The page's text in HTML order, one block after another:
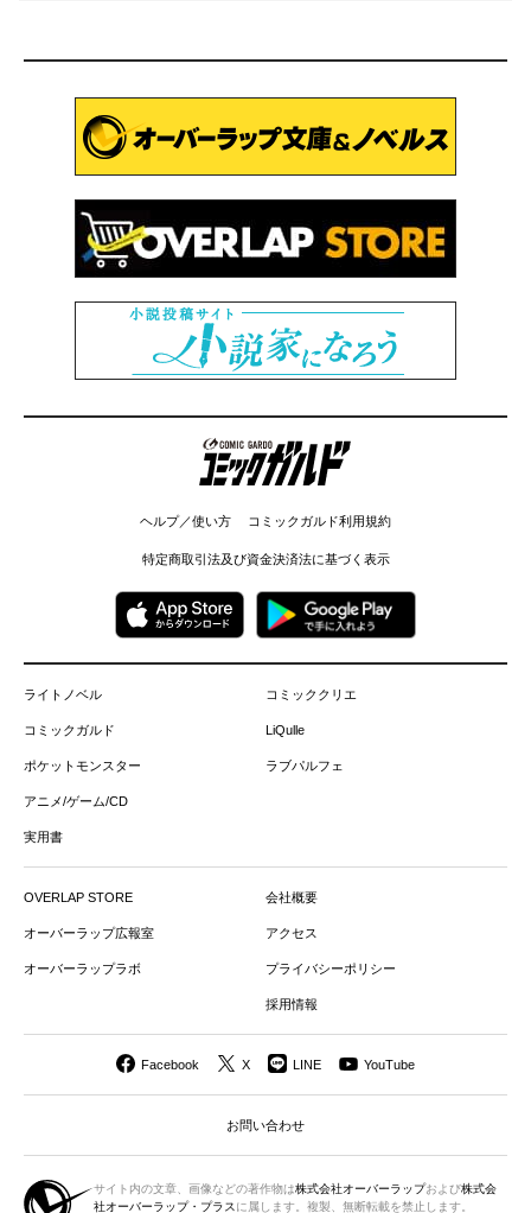
コミックガルド
ヘルプ／使い方 コミックガルド利用規約
特定商取引法及び資金決済法に基づく表示
ライトノベル
コミックガルド
ポケットモンスター
アニメ/ゲーム/CD
実用書
コミッククリエ
LiQulle
ラブパルフェ
OVERLAP STORE
オーバーラップ広報室
オーバーラップラボ
会社概要
アクセス
プライバシーポリシー
採用情報
Facebook X LINE YouTube
お問い合わせ
サイト内の文章、画像などの著作物は株式会社オーバーラップおよび株式会
社オーバーラップ・プラスに属します。複製、無断転載を禁止します。